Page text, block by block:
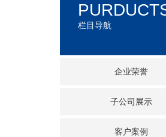
栏目导航
企业荣誉
子公司展示
客户案例